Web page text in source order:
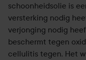
schoonheidsolie is
versterking nodig
verjonging nodig
beschermt tegen
cellulitis tegen. Het